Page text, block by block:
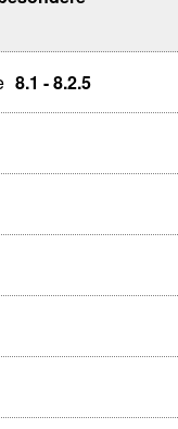
8.1 - 8.2.5